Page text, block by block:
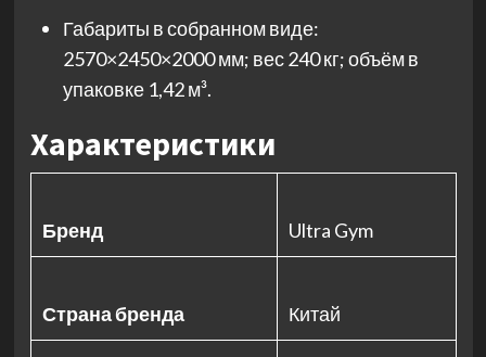
Габариты в собранном виде:
2570×2450×2000 мм; вес 240 кг; объём в
упаковке 1,42 м³.
Характеристики
Бренд Ultra Gym
Страна бренда Китай